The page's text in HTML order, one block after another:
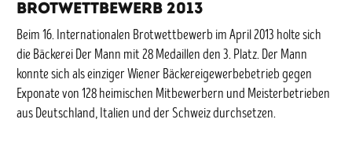
Brotwettbewerb 2013
Beim 16. Internationalen Brotwettbewerb im April 2013 holte sich
die Bäckerei Der Mann mit 28 Medaillen den 3. Platz. Der Mann
konnte sich als einziger Wiener Bäckereigewerbebetrieb gegen
Exponate von 128 heimischen Mitbewerbern und Meisterbetrieben
aus Deutschland, Italien und der Schweiz durchsetzen.